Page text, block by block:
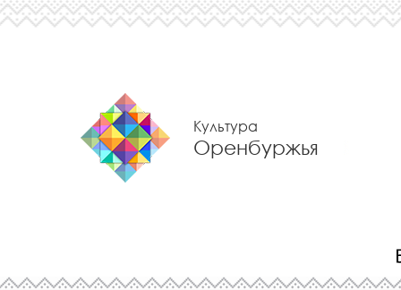
Культура
Оренбуржья